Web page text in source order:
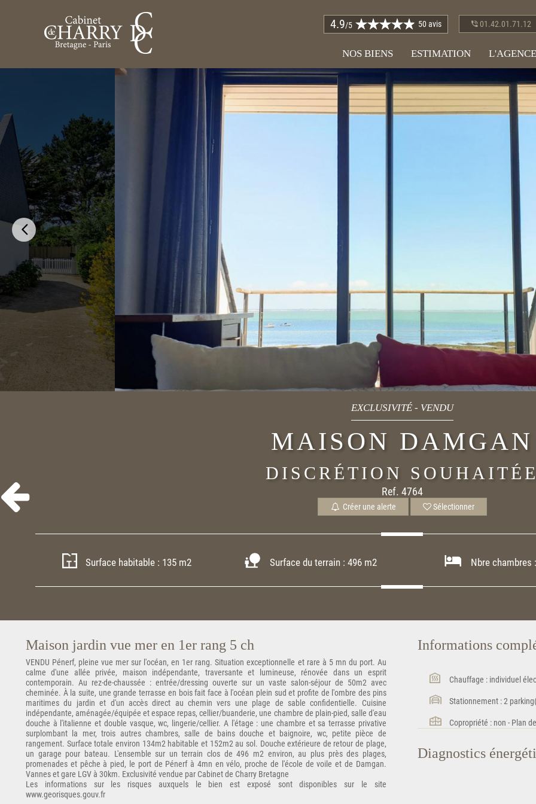
4.9/5 50 avis 01.42.01.71.12
NOS BIENS ESTIMATION L'AGENCE
EXCLUSIVITÉ- VENDU
MAISON DAMGAN
DISCRÉTION
Ref. 4764
Créer une alerte Sélectionner
Surface habitable : 135 m2 Surface du terrain : 496 m2 Nbre chambres
Maison jardin vue mer en 1er rang 5 ch
VENDU Pénerf, pleine vue mer sur l'océan, en 1er rang. Situation exceptionnelle et rare à 5 mn du port. Au
calme d'une allée privée, maison indépendante, traversante et lumineuse, rénovée dans un esprit
contemporain. Au rez-de-chaussée : entrée/dressing ouverte sur un vaste salon-séjour de 50m2 avec
cheminée. À la suite, une grande terrasse en bois fait face à l'océan plein sud et profite de l'ombre des pins
maritimes du jardin et d'un accès direct au chemin vers une plage de sable confidentielle. Cuisine
indépendante, aménagée/équipée et espace repas, cellier/buanderie, une chambre de plain-pied, salle d'eau
douche à l'italienne et double vasque, wc, lingerie/cellier. A l'étage : une chambre et sa terrasse privative
surplombant la mer, trois autres chambres, salle de bains douche et baignoire, wc, petite pièce de
rangement. Surface totale environ 134m2 habitable et 152m2 au sol. Douche extérieure de retour de plage,
un garage pour bateau. L'ensemble sur un terrain clos de 496 m2 environ, au plus près des plages,
promenades et pêche à pied, le port de Pénerf à 4mn en vélo, proche de l'école de voile et de Damgan.
Vannes et gare LGV à 30km. Exclusivité vendue par Cabinet de Charry Bretagne
Les informations sur les risques auxquels le bien est exposé sont disponibles sur le site
www.georisques.gouv.fr
Informations
Chauffage : individuel
Stationnement : 2
Copropriété : non - Plan
Diagnostics